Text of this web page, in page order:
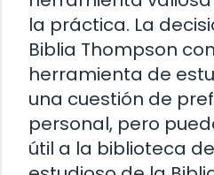
la práctica. La
Biblia Thompson
herramienta de
una cuestión de
personal, pero
útil a la biblioteca